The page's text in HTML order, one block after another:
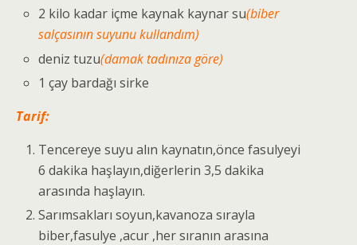
2 kilo kadar içme kaynak kaynar su(biber
salçasının suyunu kullandım)
deniz tuzu(damak tadınıza göre)
1 çay bardağı sirke
Tarif:
Tencereye suyu alın kaynatın,önce fasulyeyi
6 dakika haşlayın,diğerlerin 3,5 dakika
arasında haşlayın.
Sarımsakları soyun,kavanoza sırayla
biber,fasulye ,acur ,her sıranın arasına